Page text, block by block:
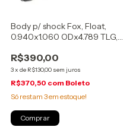
Body p/ shock Fox, Float,
0.940x1.060 ODx4.789 TLG,
R$390,00
3x de R$130,00 sem juros
R$370,50 com Boleto
Só restam 3em estoque!